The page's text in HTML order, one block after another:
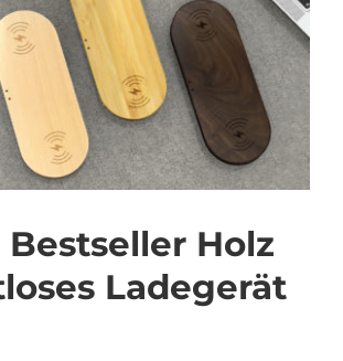
Hub
Bestseller Holz
Ladegerät